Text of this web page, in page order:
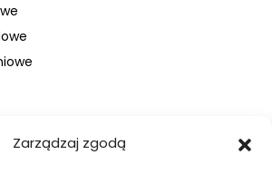
Zarządzaj zgodą